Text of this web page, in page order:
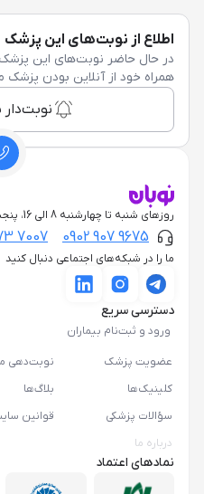
اطلاع از نوبت‌های این پزشک
در حال حاضر نوبت‌های این
همراه خود از آنلاین بودن
روزهای شنبه تا چهارشنبه 8 الی 16، پنجشنبه 8 الی 12
0902 907 9675
7007
ما را در شبکه‌های اجتماعی دنبال کنید
دسترسی سریع
ورود و ثبت‌نام بیماران
عضویت پزشک
نوبت‌دهی
کلینیک‌ها
بلاگ‌ها
سؤالات پزشکی
قوانین
درباره ما
نمادهای اعتماد